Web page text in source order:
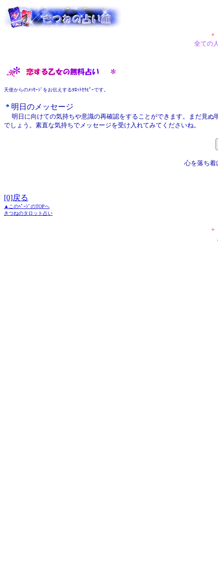
+
全ての
天使からのﾒｯｾｰｼﾞをお伝えするﾀﾛｯﾄｾﾗﾋﾟｰです。
明日のメッセージ
明日に向けての気持ちや意識の再確認をすることができます。まだ見ぬ
でしょう。素直な気持ちでメッセージを受け入れてみてくださいね。
心を落ち着
[0]戻る
▲このﾍﾟｰｼﾞのTOPへ
きつねのタロット占い
+